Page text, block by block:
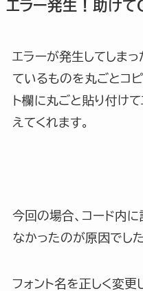
エラー発生！助け
エラーが発生してしま
ているものを丸ごとコ
ト欄に丸ごと貼り付け
えてくれます。
今回の場合、コード内
なかったのが原因でした
フォント名を正しく変更